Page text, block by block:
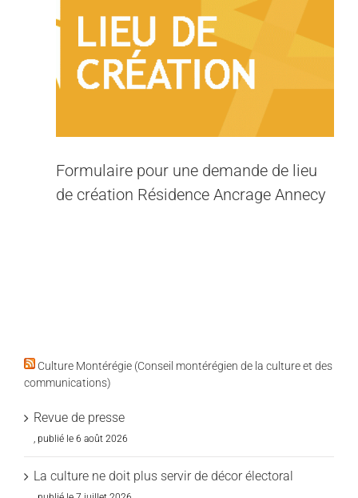
Formulaire pour une demande de lieu
de création Résidence Ancrage Annecy
Culture Montérégie (Conseil montérégien de la culture et des
communications)
Revue de presse
6 août 2026
La culture ne doit plus servir de décor électoral